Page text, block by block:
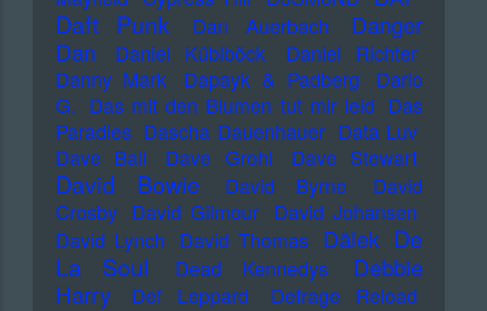
Daft Punk Dan Auerbach
Danger
Dan
Daniel Küblböck
Daniel Richter
Danny Mark
Dapayk & Padberg
Dario
G. Das mit den Blumen tut mir leid Das
Paradies Dascha Dauenhauer Data Luv
Dave Ball
Dave Grohl Dave Stewart
David Bowie David Byrne
David
Crosby David Gilmour David Johansen
David Lynch David Thomas Dälek De
La Soul
Dead Kennedys
Debbie
Harry
Def Leppard
Defrage Reload